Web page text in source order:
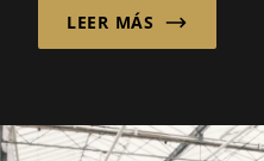
LEER MÁS